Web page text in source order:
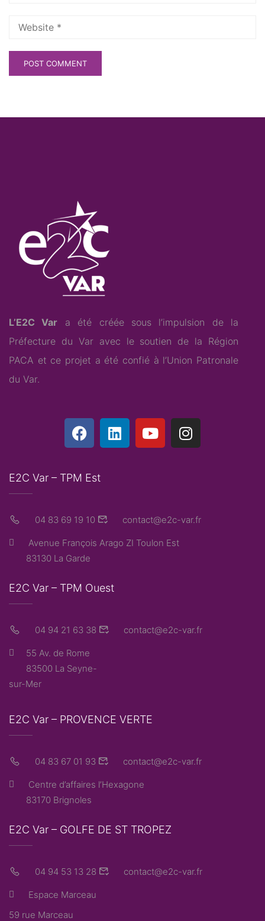
L’E2C Var a été créée sous l’impulsion de la
Préfecture du Var avec le soutien de la Région
PACA et ce projet a été confié à l’Union Patronale
du Var.
E2C Var – TPM Est
04 83 69 19 10 contact@e2c-var.fr
Avenue François Arago ZI Toulon Est
83130 La Garde
E2C Var – TPM Ouest
04 94 21 63 38 contact@e2c-var.fr
55 Av. de Rome
83500 La Seyne-
sur-Mer
E2C Var – PROVENCE VERTE
04 83 67 01 93 contact@e2c-var.fr
Centre d’affaires l’Hexagone
83170 Brignoles
E2C Var – GOLFE DE ST TROPEZ
04 94 53 13 28 contact@e2c-var.fr
Espace Marceau
59 rue Marceau